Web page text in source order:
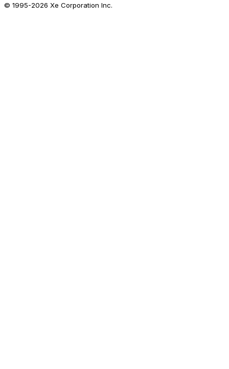
© 1995-2026 Xe Corporation Inc.